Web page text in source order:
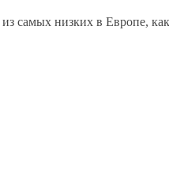
самых низких в Европе,